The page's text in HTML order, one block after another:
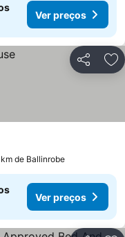
Ver preços
Partilhar
de Ballinrobe
Ver preços